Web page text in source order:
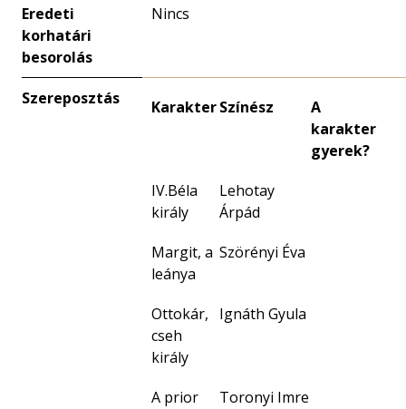
Eredeti
korhatári
besorolás
Nincs
Szereposztás KarakterSzínész
A
karakter
gyerek?
IV.Béla
király
Lehotay
Árpád
Margit, a
leánya
Szörényi Éva
Ottokár,
cseh
király
Ignáth Gyula
A prior
Toronyi Imre